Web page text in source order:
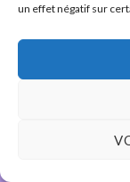
un effet négatif sur